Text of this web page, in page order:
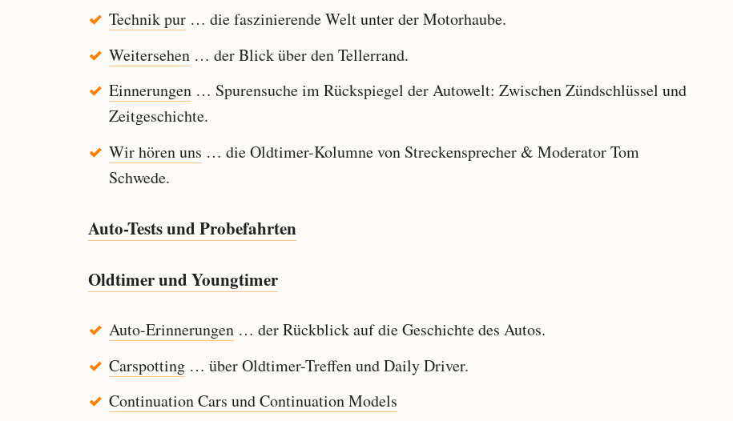
Technik pur… die faszinierende Welt unter der Motorhaube.
Weitersehen… der Blick über den Tellerrand.
Einnerungen… Spurensuche im Rückspiegel der Autowelt: Zwischen Zündschlüssel und
Zeitgeschichte.
Wir hören uns … die Oldtimer-Kolumne von Streckensprecher & Moderator Tom
Schwede.
Auto-Tests und Probefahrten
Oldtimer und Youngtimer
Auto-Erinnerungen… der Rückblick auf die Geschichte des Autos.
Carspotting… über Oldtimer-Treffen und Daily Driver.
Continuation Cars und Continuation Models